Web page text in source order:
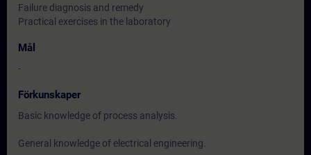
Failure diagnosis and remedy
Practical exercises in the laboratory
Mål
-
Förkunskaper
Basic knowledge of process analysis.
General knowledge of electrical engineering.